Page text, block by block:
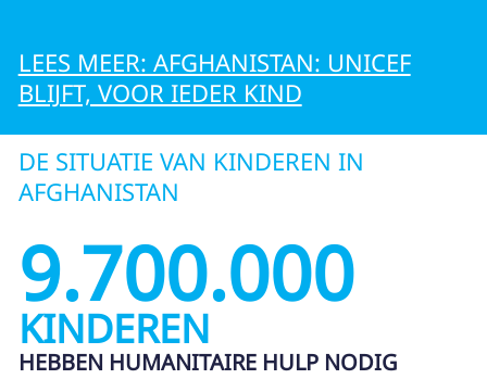
LEES MEER: AFGHANISTAN: UNICEF
BLIJFT, VOOR IEDER KIND
DE SITUATIE VAN KINDEREN IN
AFGHANISTAN
9.700.000
KINDEREN
HEBBEN HUMANITAIRE HULP NODIG